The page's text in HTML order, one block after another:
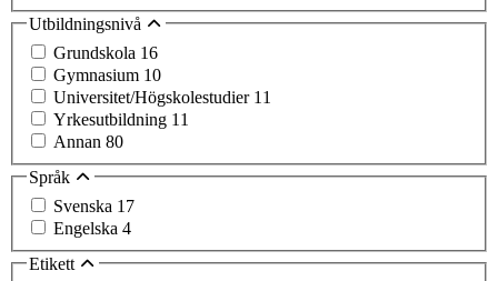
Utbildningsnivå
Grundskola 16
Gymnasium 10
Universitet/Högskolestudier 11
Yrkesutbildning 11
Annan 80
Språk
Svenska 17
Engelska 4
Etikett